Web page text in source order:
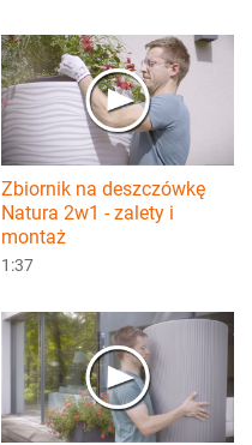
Zbiornik na deszczówkę
Natura 2w1 - zalety i
montaż
1:37